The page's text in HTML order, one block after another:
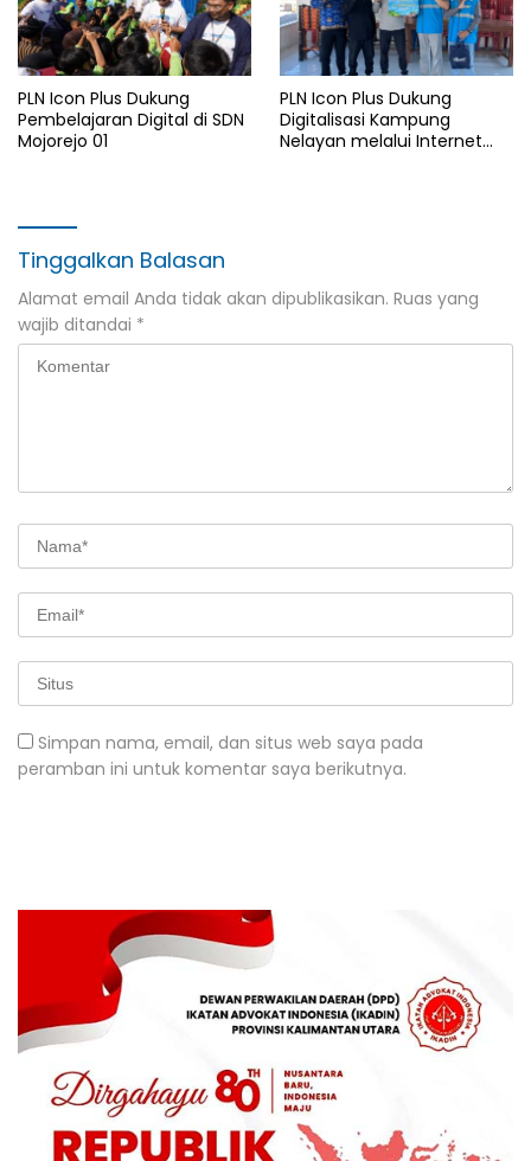
PLN Icon Plus Dukung
Pembelajaran Digital di SDN
Mojorejo 01
PLN Icon Plus Dukung
Digitalisasi Kampung
Nelayan melalui Internet
Tinggalkan Balasan
Alamat email Anda tidak akan dipublikasikan. Ruas yang
wajib ditandai *
Simpan nama, email, dan situs web saya pada
peramban ini untuk komentar saya berikutnya.